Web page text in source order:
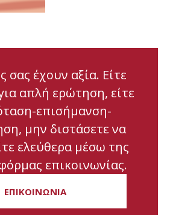
σας έχουν αξία. Είτε
απλή ερώτηση, είτε
επισήμανση-
μην διστάσετε να
ελεύθερα μέσω της
επικοινωνίας.
ΕΠΙΚΟΙΝΩΝΙΑ